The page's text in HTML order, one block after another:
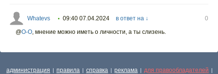
Whatevs • 09:40 07.04.2024 в ответ на ↓
0
@O-O, мнение можно иметь о личности, а ты слизень.
администрация | правила | справка | реклама | для правообладателей |